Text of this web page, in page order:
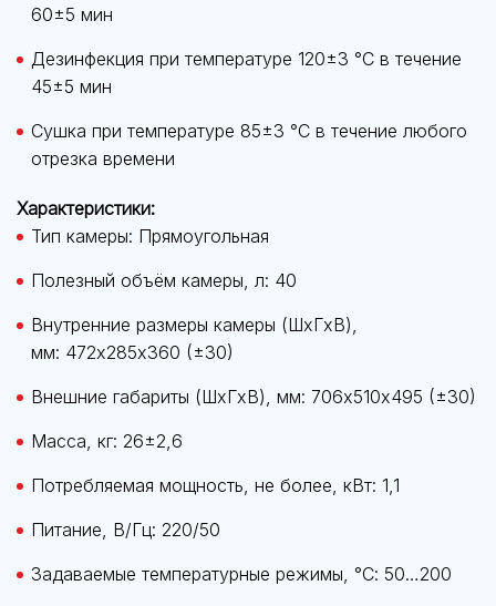
60±5 мин
Дезинфекция при температуре 120±3 °C в течение
45±5 мин
Сушка при температуре 85±3 °C в течение любого
отрезка времени
Характеристики:
Тип камеры: Прямоугольная
Полезный объём камеры, л: 40
Внутренние размеры камеры (ШхГхВ),
мм: 472х285х360 (±30)
Внешние габариты (ШхГхВ), мм: 706х510х495 (±30)
Масса, кг: 26±2,6
Потребляемая мощность, не более, кВт: 1,1
Питание, В/Гц: 220/50
Задаваемые температурные режимы, °С: 50…200